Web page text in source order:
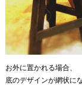
お外に置かれる場合、
底のデザインが網状に